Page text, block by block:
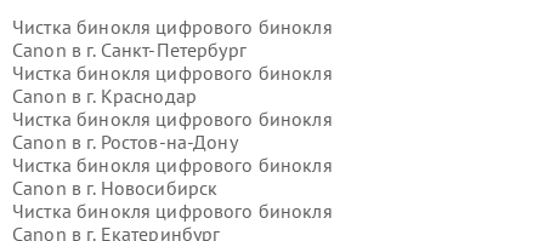
Чистка бинокля цифрового бинокля
Canon в г. Санкт-Петербург
Чистка бинокля цифрового бинокля
Canon в г. Краснодар
Чистка бинокля цифрового бинокля
Canon в г. Ростов-на-Дону
Чистка бинокля цифрового бинокля
Canon в г. Новосибирск
Чистка бинокля цифрового бинокля
Canon в г. Екатеринбург